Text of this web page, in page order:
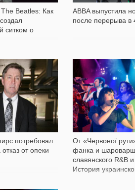
Beatles: Как
ситком о
ABBA выпустила
после перерыва в
потребовал
от опеки
От «Червоної
фанка и
славянского R&B
История
6 421